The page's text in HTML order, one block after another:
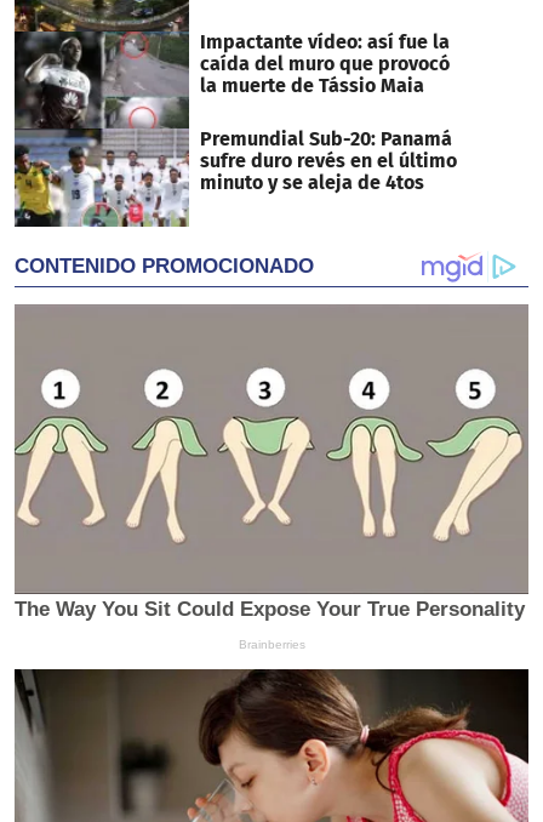
Impactante vídeo: así fue la
caída del muro que provocó
la muerte de Tássio Maia
Premundial Sub-20: Panamá
sufre duro revés en el último
minuto y se aleja de 4tos